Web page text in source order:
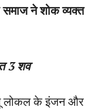
ने शोक व्यक्त
3 शव
लोकल के इंजन और